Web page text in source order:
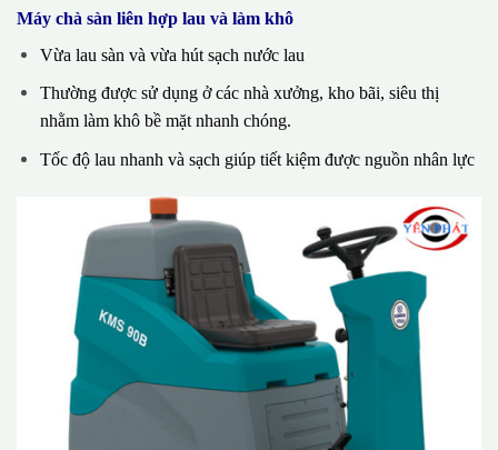
Máy chà sàn liên hợp lau và làm khô
Vừa lau sàn và vừa hút sạch nước lau
Thường được sử dụng ở các nhà xưởng, kho bãi, siêu thị
nhằm làm khô bề mặt nhanh chóng.
Tốc độ lau nhanh và sạch giúp tiết kiệm được nguồn nhân lực